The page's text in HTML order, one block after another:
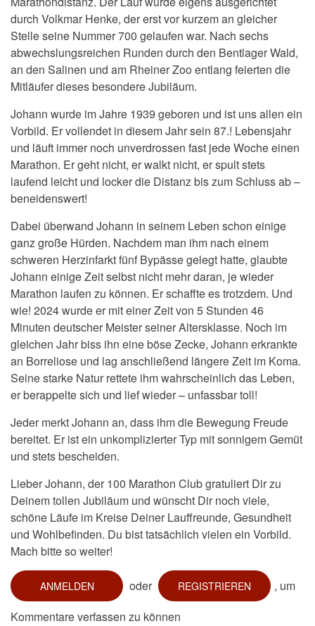
durch Volkmar Henke, der erst vor kurzem an gleicher
Stelle seine Nummer 700 gelaufen war. Nach sechs
abwechslungsreichen Runden durch den Bentlager Wald,
an den Salinen und am Rheiner Zoo entlang feierten die
Mitläufer dieses besondere Jubiläum.
Johann wurde im Jahre 1939 geboren und ist uns allen ein
Vorbild. Er vollendet in diesem Jahr sein 87.! Lebensjahr
und läuft immer noch unverdrossen fast jede Woche einen
Marathon. Er geht nicht, er walkt nicht, er spult stets
laufend leicht und locker die Distanz bis zum Schluss ab –
beneidenswert!
Dabei überwand Johann in seinem Leben schon einige
ganz große Hürden. Nachdem man ihm nach einem
schweren Herzinfarkt fünf Bypässe gelegt hatte, glaubte
Johann einige Zeit selbst nicht mehr daran, je wieder
Marathon laufen zu können. Er schaffte es trotzdem. Und
wie! 2024 wurde er mit einer Zeit von 5 Stunden 46
Minuten deutscher Meister seiner Altersklasse. Noch im
gleichen Jahr biss ihn eine böse Zecke, Johann erkrankte
an Borreliose und lag anschließend längere Zeit im Koma.
Seine starke Natur rettete ihm wahrscheinlich das Leben,
er berappelte sich und lief wieder – unfassbar toll!
Jeder merkt Johann an, dass ihm die Bewegung Freude
bereitet. Er ist ein unkomplizierter Typ mit sonnigem Gemüt
und stets bescheiden.
Lieber Johann, der 100 Marathon Club gratuliert Dir zu
Deinem tollen Jubiläum und wünscht Dir noch viele,
schöne Läufe im Kreise Deiner Lauffreunde, Gesundheit
und Wohlbefinden. Du bist tatsächlich vielen ein Vorbild.
Mach bitte so weiter!
ANMELDEN oder REGISTRIEREN
, um
Kommentare verfassen zu können